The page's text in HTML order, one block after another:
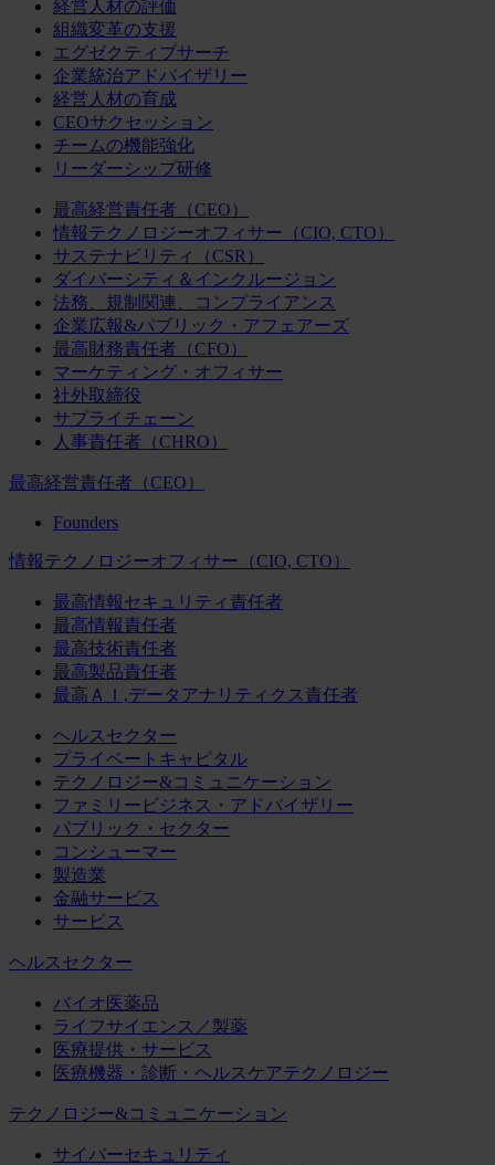
経営人材の評価
組織変革の支援
エグゼクティブサーチ
企業統治アドバイザリー
経営人材の育成
CEOサクセッション
チームの機能強化
リーダーシップ研修
最高経営責任者（CEO）
情報テクノロジーオフィサー（CIO, CTO）
サステナビリティ（CSR）
ダイバーシティ＆インクルージョン
法務、規制関連、コンプライアンス
企業広報&パブリック・アフェアーズ
最高財務責任者（CFO）
マーケティング・オフィサー
社外取締役
サプライチェーン
人事責任者（CHRO）
最高経営責任者（CEO）
Founders
情報テクノロジーオフィサー（CIO, CTO）
最高情報セキュリティ責任者
最高情報責任者
最高技術責任者
最高製品責任者
最高ＡＩ,データアナリティクス責任者
ヘルスセクター
プライベートキャピタル
テクノロジー&コミュニケーション
ファミリービジネス・アドバイザリー
パブリック・セクター
コンシューマー
製造業
金融サービス
サービス
ヘルスセクター
バイオ医薬品
ライフサイエンス／製薬
医療提供・サービス
医療機器・診断・ヘルスケアテクノロジー
テクノロジー&コミュニケーション
サイバーセキュリティ